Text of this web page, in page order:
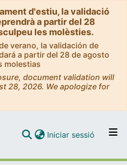
d'estiu, la validació
a partir del 28
les molèsties.
verano, la validación de
a partir del 28 de agosto
molestias
document validation will
28, 2026. We apologize for
Iniciar sessió (current)